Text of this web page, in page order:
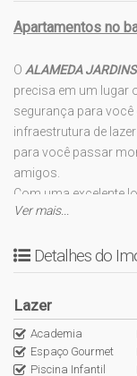
Apartamentos no
O ALAMEDA JARDINS
precisa em um lugar
segurança para
infraestrutura de
para você passar
amigos.
Com uma excelente
metros de mega
centro e principais
O
Uma torre
Duas vagas de
Ver mais...
Detalhes do
Lazer
Academia
Espaço Gourmet
Piscina Infantil